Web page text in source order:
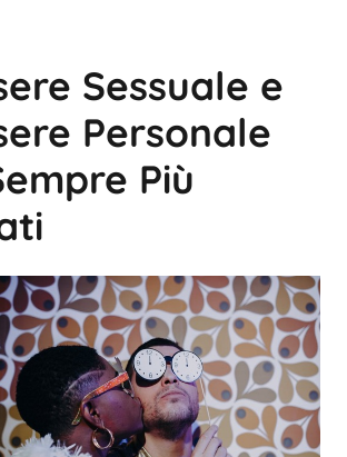
Sessuale e
Personale
Più